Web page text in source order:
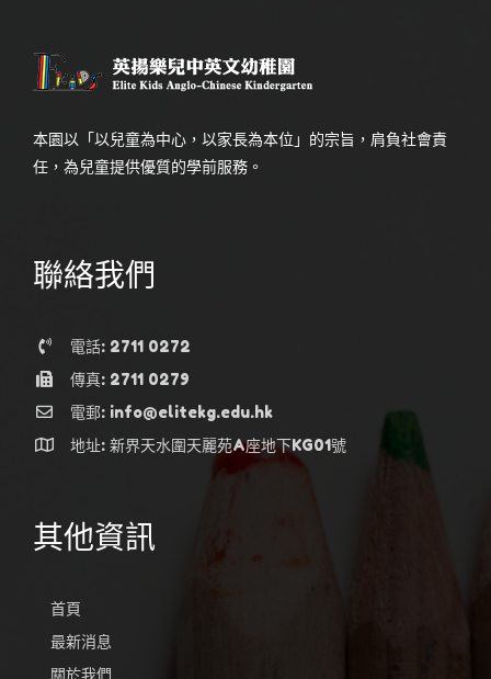
本園以「以兒童為中心，以家長為本位」的宗旨，肩負社會責
任，為兒童提供優質的學前服務。
聯絡我們
電話: 2711 0272
傳真: 2711 0279
電郵: info@elitekg.edu.hk
地址: 新界天水圍天麗苑A座地下KG01號
其他資訊
首頁
最新消息
關於我們